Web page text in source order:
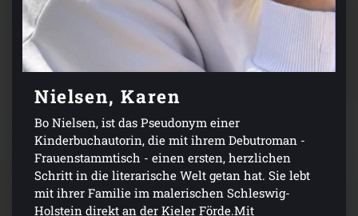
Nielsen, Karen
Bo Nielsen, ist das Pseudonym einer
Kinderbuchautorin, die mit ihrem Debutroman -
Frauenstammtisch - einen ersten, herzlichen
Schritt in die literarische Welt getan hat. Sie lebt
mit ihrer Familie im malerischen Schleswig-
Holstein direkt an der Kieler Förde.Mit